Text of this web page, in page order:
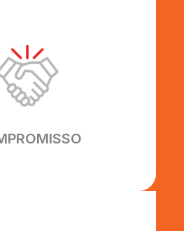
nossos prazos são
inteiramente,
nossos clientes.